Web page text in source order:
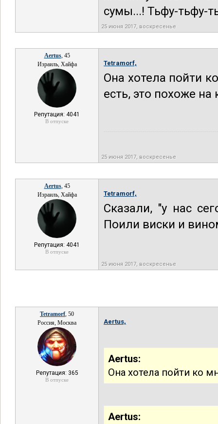
сумы...! Тьфу-тьфу-
25 июня 2017, воскресенье
Aertus, 45
Израиль, Хайфа
Репутация: 4041
В отпуске
Tetramorf,
Она хотела пойти
есть, это похоже на
25 июня 2017, воскресенье
Aertus, 45
Израиль, Хайфа
Репутация: 4041
В отпуске
Tetramorf,
Сказали, "у нас
Поили виски и
25 июня 2017, воскресенье
Tetramorf, 50
Россия, Москва
Репутация: 365
В отпуске
Aertus,
Aertus:
Она хотела пойти ко
Aertus: